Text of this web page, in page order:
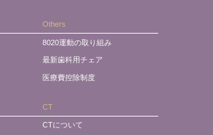
Others
8020運動の取り組み
最新歯科用チェア
医療費控除制度
CT
CTについて